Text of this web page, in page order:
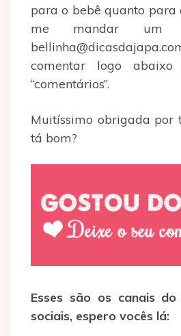
para o bebê quanto para
me mandar um
comentar logo
“comentários”.
Muitíssimo obrigada por
tá bom?
Esses são os canais
sociais, espero vocês lá: